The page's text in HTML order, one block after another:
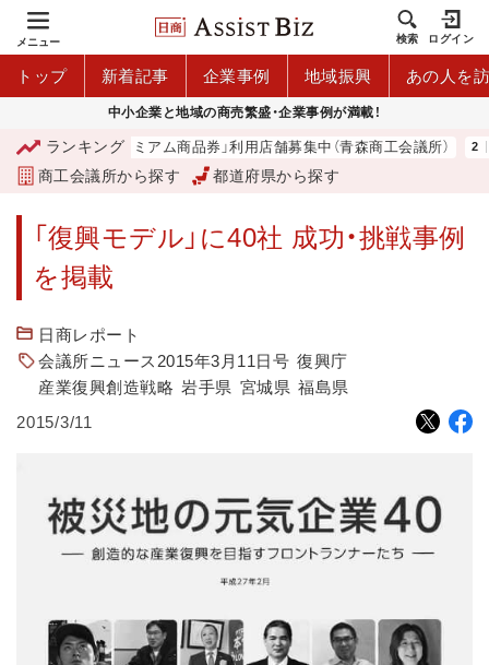
メニュー 検索 ログイン
トップ 新着記事 企業事例 地域振興 あの人を
中小企業と地域の商売繁盛・企業事例が満載！
ランキング
「青森市プレミアム商品券」利用店舗募集中（青森商工会議所）
商工会議所から探す 都道府県から探す
「復興モデル」に40社 成功・挑戦事例
を掲載
日商レポート
会議所ニュース2015年3月11日号 復興庁
産業復興創造戦略 岩手県 宮城県 福島県
2015/3/11